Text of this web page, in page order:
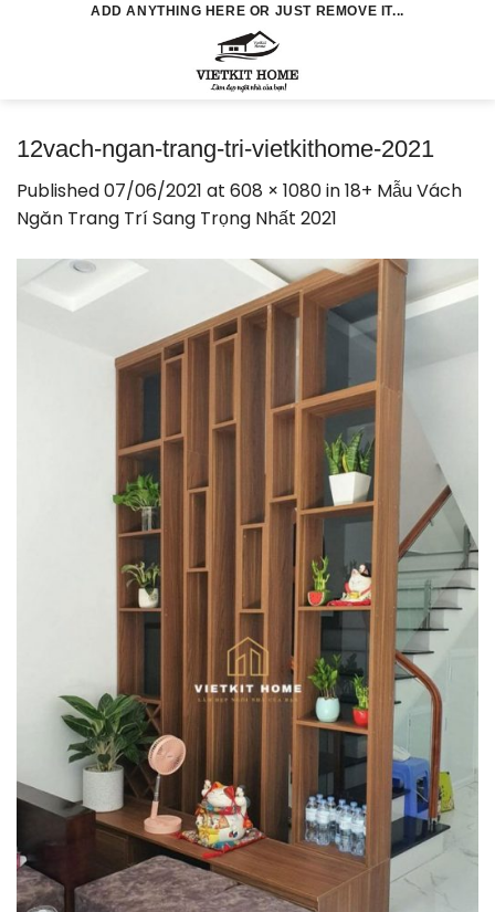
ADD ANYTHING HERE OR JUST REMOVE IT...
12vach-ngan-trang-tri-vietkithome-2021
Published07/06/2021 at 608 × 1080in18+ Mẫu Vách
Ngăn Trang Trí Sang Trọng Nhất 2021